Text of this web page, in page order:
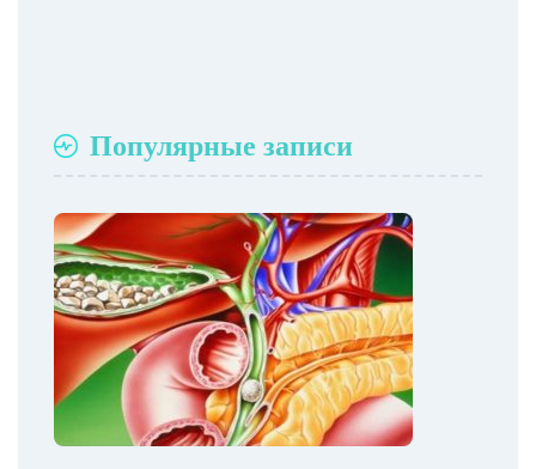
Популярные записи